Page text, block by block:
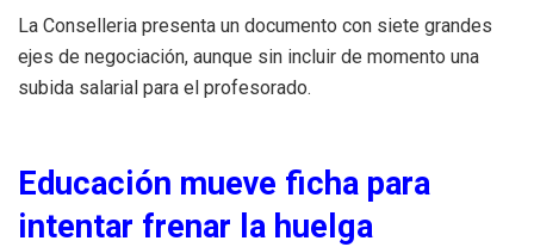
La Conselleria presenta un documento con siete grandes
ejes de negociación, aunque sin incluir de momento una
subida salarial para el profesorado.
Educación mueve ficha para
intentar frenar la huelga